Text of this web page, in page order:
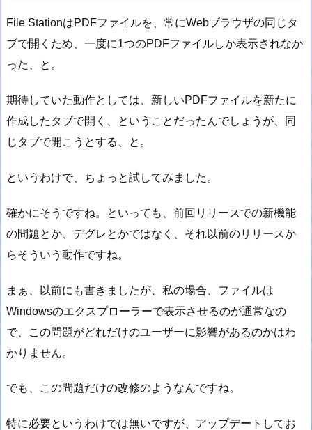
File StationはPDFファイルを、常にWebブラウザの同じタ
ブで開くため、一度に1つのPDFファイルしか表示されなか
った、と。
期待していた動作としては、新しいPDFファイルを新たに
作成したタブで開く、ということだったんでしょうが、同
じタブで開こうとする、と。
というわけで、ちょっと試してみました。
確かにそうですね。といっても、前回リリースでの新機能
の問題とか、デグレとかではなく、それ以前のリリースか
らそういう動作ですね。
まぁ、以前にも書きましたが、私の場合、ファイルは
Windowsのエクスプローラーで表示させるのが通常なの
で、この問題がどれだけのユーザーに影響があるのかはわ
かりません。
でも、この問題だけの改修のようなんですね。
特に必要というわけでは無いですが、アップデートしてお